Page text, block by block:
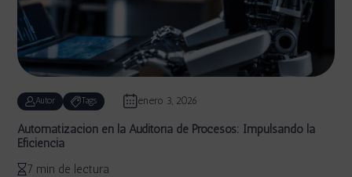
Autor Tags enero 3, 2026
Automatización en la Auditoría de Procesos: Impulsando la
Eficiencia
7 min de lectura